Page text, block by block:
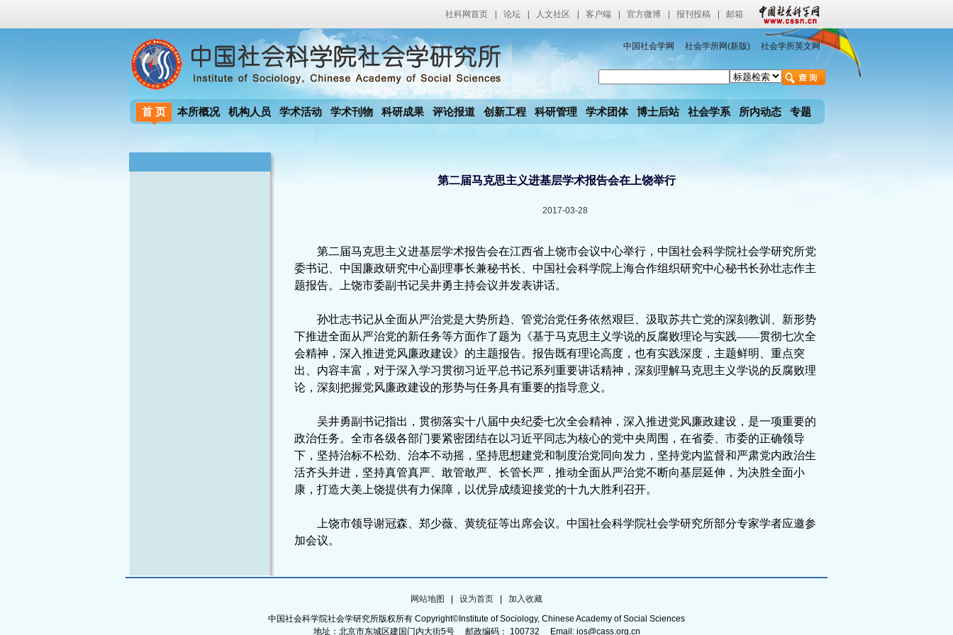
社科网首页 论坛 人文社区 客户端 官方微博 报刊投稿 邮箱
中国社会学网 社会学所网(新版) 社会学所英文网
首 页 本所概况 机构人员 学术活动 学术刊物 科研成果 评论报道 创新工程 科研管理 学术团体 博士后站 社会学系 所内动态 专题
第二届马克思主义进基层学术报告会在上饶举行
2017-03-28
第二届马克思主义进基层学术报告会在江西省上饶市会议中心举行，中国社会科学院社会学研究所党
委书记、中国廉政研究中心副理事长兼秘书长、中国社会科学院上海合作组织研究中心秘书长孙壮志作主
题报告。上饶市委副书记吴井勇主持会议并发表讲话。
孙壮志书记从全面从严治党是大势所趋、管党治党任务依然艰巨、汲取苏共亡党的深刻教训、新形势
下推进全面从严治党的新任务等方面作了题为《基于马克思主义学说的反腐败理论与实践——贯彻七次全
会精神，深入推进党风廉政建设》的主题报告。报告既有理论高度，也有实践深度，主题鲜明、重点突
出、内容丰富，对于深入学习贯彻习近平总书记系列重要讲话精神，深刻理解马克思主义学说的反腐败理
论，深刻把握党风廉政建设的形势与任务具有重要的指导意义。
吴井勇副书记指出，贯彻落实十八届中央纪委七次全会精神，深入推进党风廉政建设，是一项重要的
政治任务。全市各级各部门要紧密团结在以习近平同志为核心的党中央周围，在省委、市委的正确领导
下，坚持治标不松劲、治本不动摇，坚持思想建党和制度治党同向发力，坚持党内监督和严肃党内政治生
活齐头并进，坚持真管真严、敢管敢严、长管长严，推动全面从严治党不断向基层延伸，为决胜全面小
康，打造大美上饶提供有力保障，以优异成绩迎接党的十九大胜利召开。
上饶市领导谢冠森、郑少薇、黄统征等出席会议。中国社会科学院社会学研究所部分专家学者应邀参
加会议。
网站地图 设为首页
加入收藏
中国社会科学院社会学研究所版权所有 Copyright©Institute of Sociology, Chinese Academy of Social Sciences
地址：北京市东城区建国门内大街5号 邮政编码： 100732 Email: ios@cass.org.cn